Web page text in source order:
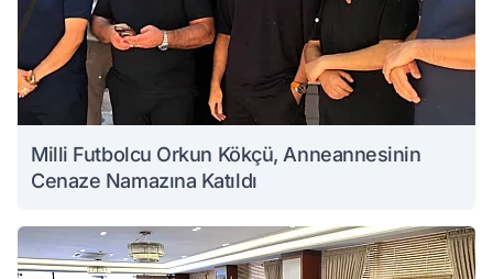
Milli Futbolcu Orkun Kökçü, Anneannesinin
Cenaze Namazına Katıldı